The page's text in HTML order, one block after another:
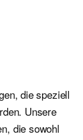
die speziell
Unsere
die sowohl